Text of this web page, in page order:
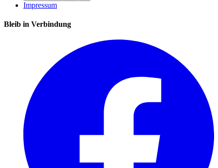
Impressum
Bleib in Verbindung